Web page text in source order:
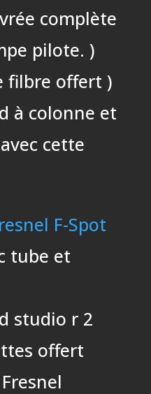
complète
pilote. )
filbre offert )
à colonne et
cette
F-Spot
tube et
studio r 2
offert